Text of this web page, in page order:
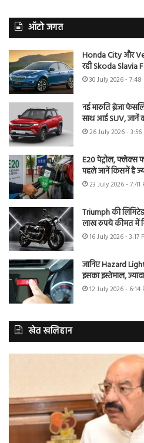
ऑटो जगत
Honda City और
रही Skoda Slavia
30 July 2026 - 7:48
नई मारुति ब्रेजा
साथ आई SUV, जानें
26 July 2026 - 3:56
E20 पेट्रोल, फ्लेक्स
पहले जानें किसमें है
23 July 2026 - 7:41
Triumph की
लाख रुपये कीमत में
16 July 2026 - 3:17
जानिए Hazard
इसका इस्तेमाल,
12 July 2026 - 6:14
खेत खलिहान